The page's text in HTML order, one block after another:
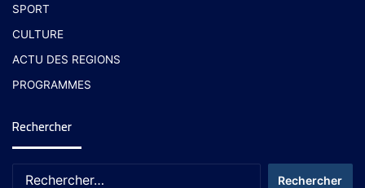
SPORT
CULTURE
ACTU DES REGIONS
PROGRAMMES
Rechercher